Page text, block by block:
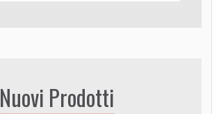
Nuovi Prodotti